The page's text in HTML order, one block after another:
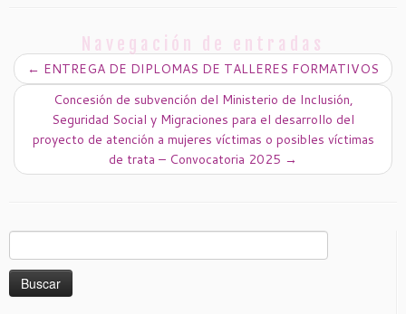
Navegación de entradas
← ENTREGA DE DIPLOMAS DE TALLERES FORMATIVOS
Concesión de subvención del Ministerio de Inclusión,
Seguridad Social y Migraciones para el desarrollo del
proyecto de atención a mujeres víctimas o posibles víctimas
de trata – Convocatoria 2025 →